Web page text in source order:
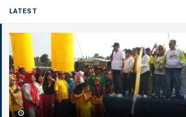
LATEST